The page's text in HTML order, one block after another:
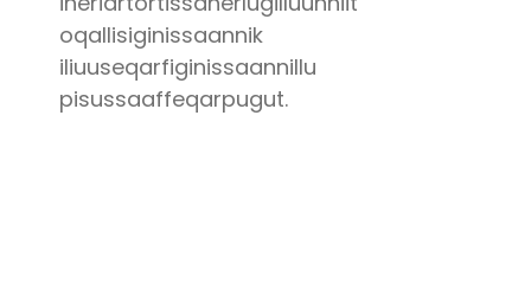
oqallisiginissaannik
iliuuseqarfiginissaannillu
pisussaaffeqarpugut.